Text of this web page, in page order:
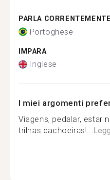
PARLA CORRENTEMENTE
Portoghese
IMPARA
Inglese
I miei argomenti
Viagens, pedalar, estar
trilhas cachoeiras!...